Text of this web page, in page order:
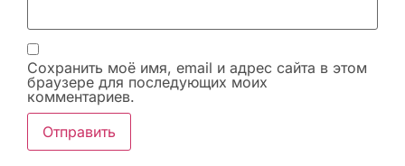
Сохранить моё имя, email и адрес сайта в этом
браузере для последующих моих
комментариев.